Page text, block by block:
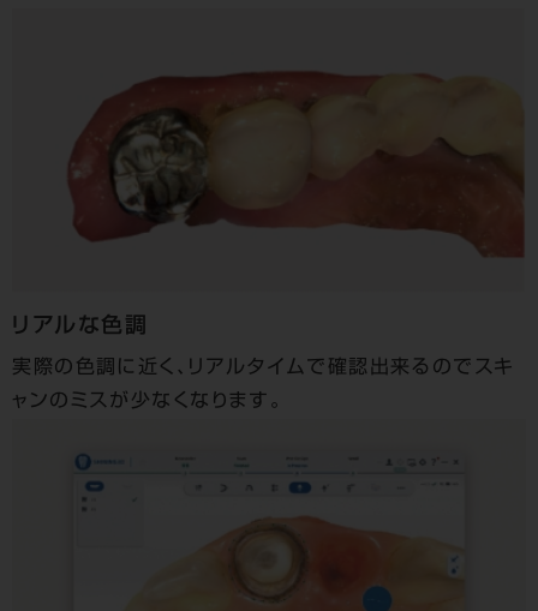
リアルな色調
実際の色調に近く、リアルタイムで確認出来るのでスキ
ャンのミスが少なくなります。